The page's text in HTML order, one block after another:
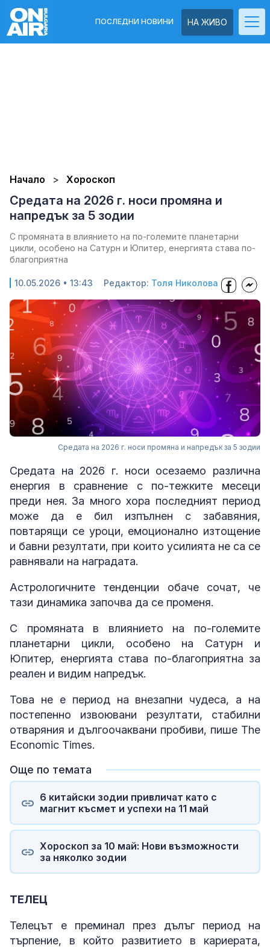
НА ЖИВО
ПОСЛЕДНИ НОВИНИ
Начало Хороскоп
Средата на 2026 г. носи промяна и
напредък за 5 зодии
С промяната в влиянието на по-големите планетарни
цикли, особено на Сатурн и Юпитер, енергията става по-
благоприятна
10.05.2026 • 13:43 Редактор: Толя Николова
Средата на 2026 г. носи промяна и напредък за 5 зодии
Средата на 2026 г. носи осезаемо различна
енергия в сравнение с по-тежките месеци
преди нея. За много хора последният период
може да е бил изпълнен с забавяния,
повтарящи се уроци, емоционално изтощение
и бавни резултати, при които усилията не са се
равнявали на наградата.
Астрологичните тенденции обаче сочат, че
тази динамика започва да се променя.
С промяната в влиянието на по-големите
планетарни цикли, особено на Сатурн и
Юпитер, енергията става по-благоприятна за
реален и видим напредък.
Това не е период на внезапни чудеса, а на
постепенно извоювани резултати, стабилни
отваряния и дългоочаквани пробиви, пише The
Economic Times.
Още по темата
6 китайски зодии привличат като с
магнит късмет и успехи на 11 май
Хороскоп за 10 май: Нови възможности
за няколко зодии
ТЕЛЕЦ
Телецът е преминал през дълъг период на
търпение, в който развитието в кариерата,